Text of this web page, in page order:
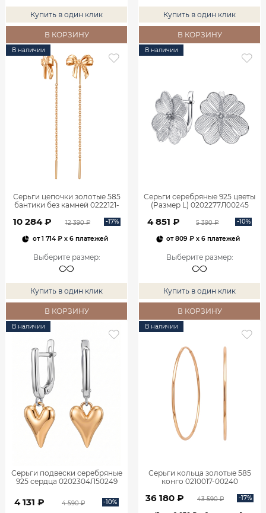
Купить в один клик
В КОРЗИНУ
Купить в один клик
В КОРЗИНУ
В наличии
Серьги цепочки золотые 585
бантики без камней 0222121-
10 284 ₽ 12 390 ₽ -17%
от1 714 ₽x 6 платежей
Выберите размер:
Купить в один клик
В КОРЗИНУ
В наличии
Серьги серебряные 925 цветы
(Размер L) 0202277Л00245
4 851 ₽ 5 390 ₽ -10%
от809 ₽ x 6 платежей
Выберите размер:
Купить в один клик
В КОРЗИНУ
В наличии
Серьги подвески серебряные
925 сердца 0202304Л50249
4 131 ₽ 4 590 ₽ -10%
В наличии
Серьги кольца золотые 585
конго 0210017-00240
36 180 ₽ 43 590 ₽ -17%